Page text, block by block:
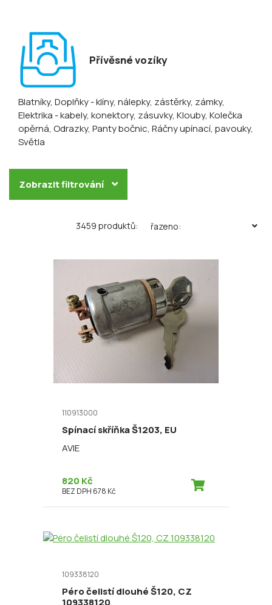
Přívěsné vozíky
Blatníky, Doplňky - klíny, nálepky, zástěrky, zámky,
Elektrika - kabely, konektory, zásuvky, Klouby, Kolečka
opěrná, Odrazky, Panty bočnic, Ráčny upínací, pavouky,
Světla
Zobrazit filtrování
3459 produktů: řazeno:
110913000
Spínací skříňka Š1203, EU
AVIE
820 Kč
BEZ DPH 678 Kč
109338120
Péro čelistí dlouhé Š120, CZ
109338120